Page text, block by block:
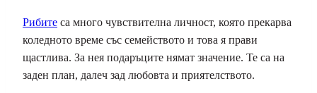
Рибите са много чувствителна личност, която прекарва
коледното време със семейството и това я прави
щастлива. За нея подаръците нямат значение. Те са на
заден план, далеч зад любовта и приятелството.